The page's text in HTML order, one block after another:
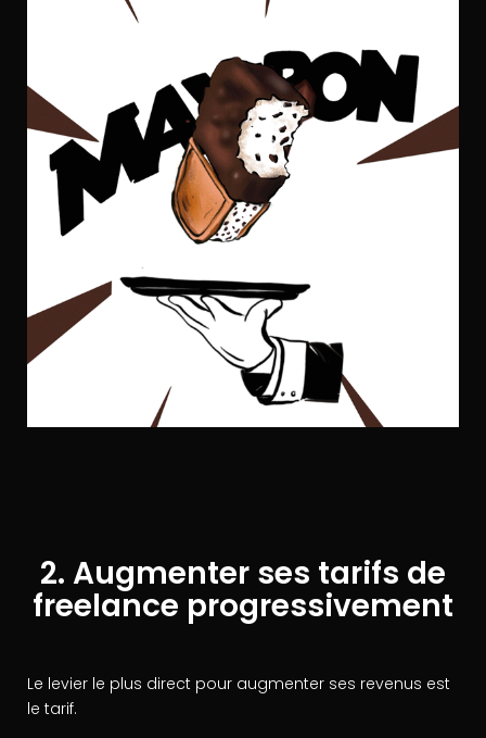
2. Augmenter ses tarifs de
freelance progressivement
Le levier le plus direct pour augmenter ses revenus est
le tarif.